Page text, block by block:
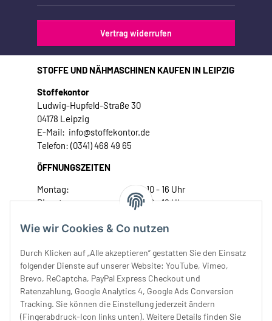
Wie wir Cookies & Co nutzen
Durch Klicken auf „Alle akzeptieren“ gestatten Sie den Einsatz
folgender Dienste auf unserer Website: YouTube, Vimeo,
Brevo, ReCaptcha, PayPal Express Checkout und
Ratenzahlung, Google Analytics 4, Google Ads Conversion
Tracking. Sie können die Einstellung jederzeit ändern
(Fingerabdruck-Icon links unten). Weitere Details finden Sie
Vertrag widerrufen
STOFFE UND NÄHMASCHINEN KAUFEN IN LEIPZIG
Stoffekontor
Ludwig-Hupfeld-Straße 30
04178 Leipzig
E-Mail: info@stoffekontor.de
Telefon: (0341) 468 49 65
ÖFFNUNGSZEITEN
Montag:
10 - 16 Uhr
Dienstag:
10 - 16 Uhr
Donnerstag:
10 - 18 Uhr
Samstag:
10 - 14 Uhr
Unser Service
Rechtliches